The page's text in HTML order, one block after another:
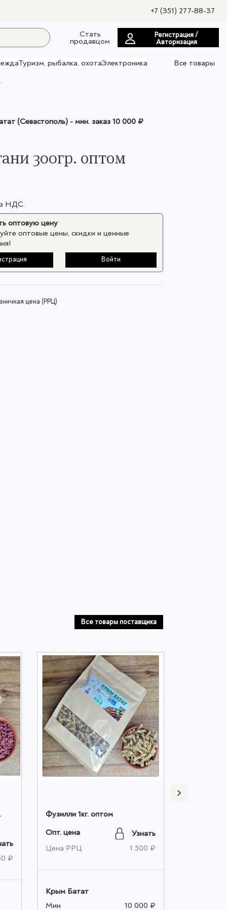
+7 (351) 277-88-37
Стать
продавцом
Регистрация /
Авторизация
Туризм, рыбалка, охотаЭлектроника Все товары
(Севастополь)- мин. заказ10 000 ₽
300гр. оптом
НДС.
оптовую цену
оптовые цены, скидки и ценные
Войти
цена (РРЦ)
Все товары поставщика
₽
Фузилли 1кг. оптом
Опт. цена
Узнать
Цена РРЦ
1 500 ₽
Крым Батат
Мин
10 000 ₽